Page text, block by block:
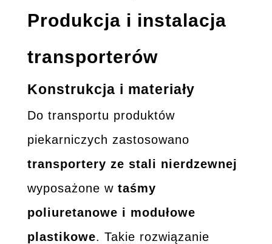
Produkcja i instalacja
transporterów
Konstrukcja i materiały
Do transportu produktów
piekarniczych zastosowano
transportery ze stali nierdzewnej
wyposażone w taśmy
poliuretanowe i modułowe
plastikowe. Takie rozwiązanie